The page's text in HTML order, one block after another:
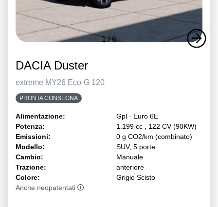
1/6
DACIA Duster
extreme MY26 Eco-G 120
PRONTA CONSEGNA
Alimentazione:
Gpl - Euro 6E
Potenza:
1.199 cc , 122 CV (90KW)
Emissioni:
0 g CO2/km (combinato)
Modello:
SUV, 5 porte
Cambio:
Manuale
Trazione:
anteriore
Colore:
Grigio Scisto
Anche neopatentati